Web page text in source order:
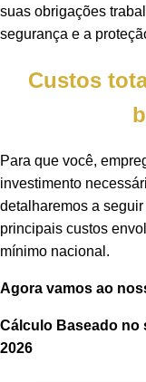
suas obrigações
segurança e a
Custos
Para que você,
investimento
detalharemos a
principais custos
mínimo nacional.
Agora vamos ao
Cálculo Baseado no
2026